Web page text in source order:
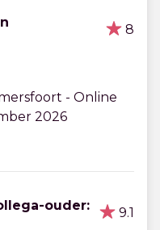
8
- Online
2026
ouder:
9.1